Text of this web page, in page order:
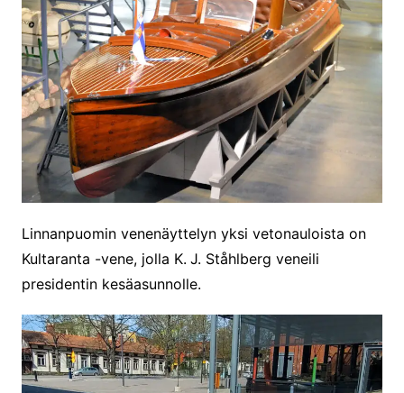
Linnanpuomin venenäyttelyn yksi vetonauloista on
Kultaranta -vene, jolla K. J. Ståhlberg veneili
presidentin kesäasunnolle.